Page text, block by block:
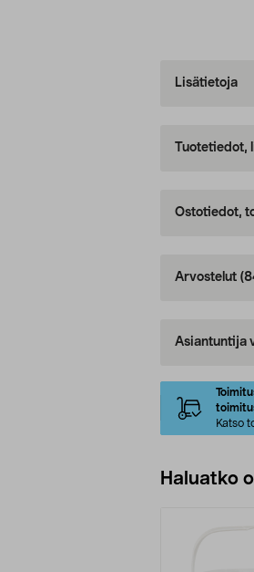
Lisätietoja
Ostotiedot,
Arvostelut
Asiantuntija
Katso
Haluatko